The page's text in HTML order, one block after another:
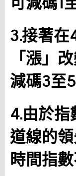
3.接著
「漲」
減碼3至
4.由於
道線的
時間指